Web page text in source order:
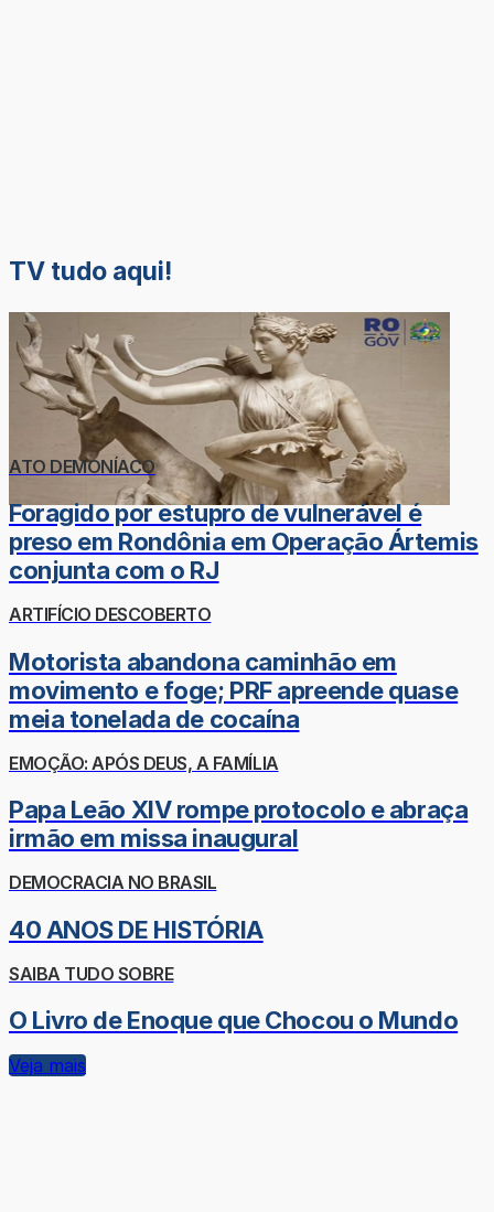
TV tudo aqui!
ATO DEMONÍACO
Foragido por estupro de vulnerável é
preso em Rondônia em Operação Ártemis
conjunta com o RJ
ARTIFÍCIO DESCOBERTO
Motorista abandona caminhão em
movimento e foge; PRF apreende quase
meia tonelada de cocaína
EMOÇÃO: APÓS DEUS, A FAMÍLIA
Papa Leão XIV rompe protocolo e abraça
irmão em missa inaugural
DEMOCRACIA NO BRASIL
40 ANOS DE HISTÓRIA
SAIBA TUDO SOBRE
O Livro de Enoque que Chocou o Mundo
Veja mais